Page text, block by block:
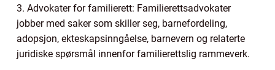
3. Advokater for familierett: Familierettsadvokater
jobber med saker som skiller seg, barnefordeling,
adopsjon, ekteskapsinngåelse, barnevern og relaterte
juridiske spørsmål innenfor familierettslig rammeverk.